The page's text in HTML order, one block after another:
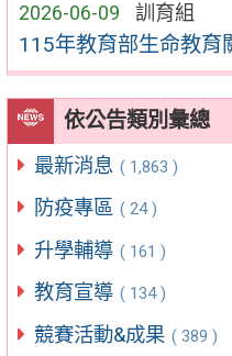
2026-06-09 訓育組
115年教育部生命教育
依公告類別彙總
最新消息 ( 1,863 )
防疫專區 ( 24 )
升學輔導 ( 161 )
教育宣導 ( 134 )
競賽活動&成果 ( 389 )